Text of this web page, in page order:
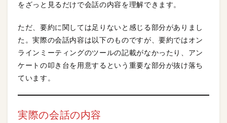
をざっと見るだけで会話の内容を理解できます。
ただ、要約に関しては足りないと感じる部分がありまし
た。実際の会話内容は以下のものですが、要約ではオン
ラインミーティングのツールの記載がなかったり、アン
ケートの叩き台を用意するという重要な部分が抜け落ち
ています。
実際の会話の内容